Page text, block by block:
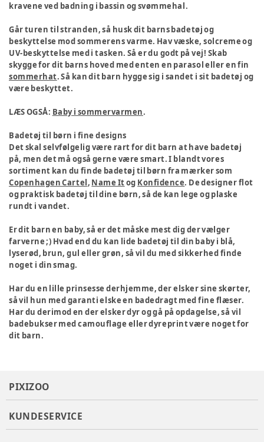
kravene ved badning i bassin og svømmehal.
Går turen til stranden, så husk dit barns badetøj og
beskyttelse mod sommerens varme. Hav væske, solcreme og
UV-beskyttelse med i tasken. Så er du godt på vej! Skab
skygge for dit barns hoved med enten en parasol eller en fin
sommerhat. Så kan dit barn hygge sig i sandet i sit badetøj og
være beskyttet.
LÆS OGSÅ: Baby i sommervarmen.
Badetøj til børn i fine designs
Det skal selvfølgelig være rart for dit barn at have badetøj
på, men det må også gerne være smart. I blandt vores
sortiment kan du finde badetøj til børn fra mærker som
Copenhagen Cartel, Name Itog Konfidence. De designer flot
og praktisk badetøj til dine børn, så de kan lege og plaske
rundt i vandet.
Er dit barn en baby, så er det måske mest dig der vælger
farverne ;) Hvad end du kan lide badetøj til din baby i blå,
lyserød, brun, gul eller grøn, så vil du med sikkerhed finde
noget i din smag.
Har du en lille prinsesse derhjemme, der elsker sine skørter,
så vil hun med garanti elske en badedragt med fine flæser.
Har du derimod en der elsker dyr og gå på opdagelse, så vil
badebukser med camouflage eller dyreprint være noget for
dit barn.
PIXIZOO
KUNDESERVICE